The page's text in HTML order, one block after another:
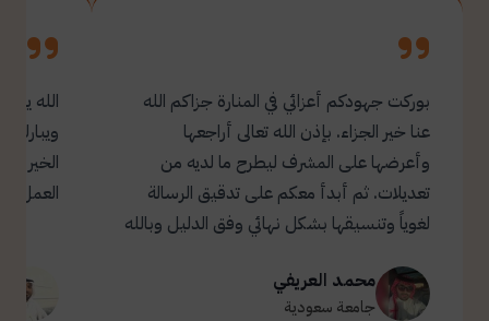
بوركت جهودكم أعزائي في المنارة جزاكم الله
عنا خير الجزاء. بإذن الله تعالى أراجعها
وأعرضها على المشرف ليطرح ما لديه من
تعديلات. ثم أبدأ معكم على تدقيق الرسالة
لغوياً وتنسيقها بشكل نهائي وفق الدليل وبالله
محمد العريفي
جامعة سعودية
الله
العمل.